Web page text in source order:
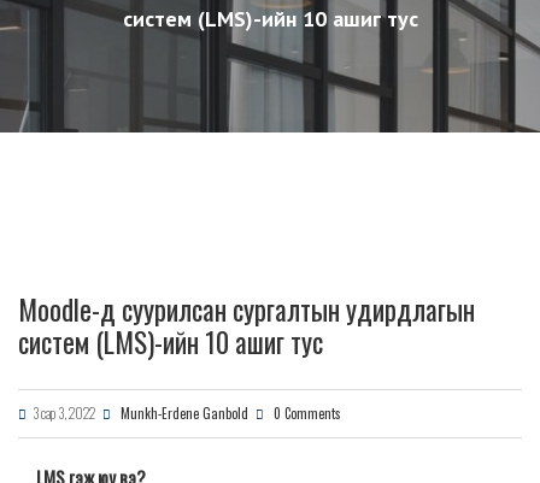
систем (LMS)-ийн 10 ашиг тус
Moodle-д суурилсан сургалтын удирдлагын
систем (LMS)-ийн 10 ашиг тус
3 сар 3, 2022 Munkh-Erdene Ganbold 0 Comments
LMS гэж юу вэ?